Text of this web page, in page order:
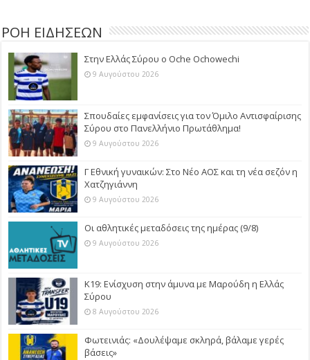
ΡΟΗ ΕΙΔΗΣΕΩΝ
Στην Ελλάς Σύρου ο Oche Ochowechi
9 Αυγούστου 2026
Σπουδαίες εμφανίσεις για τον Όμιλο Αντισφαίρισης
Σύρου στο Πανελλήνιο Πρωτάθλημα!
9 Αυγούστου 2026
Γ Εθνική γυναικών: Στο Νέο ΑΟΣ και τη νέα σεζόν η
Χατζηγιάννη
9 Αυγούστου 2026
Οι αθλητικές μεταδόσεις της ημέρας (9/8)
9 Αυγούστου 2026
Κ19: Ενίσχυση στην άμυνα με Μαρούδη η Ελλάς
Σύρου
8 Αυγούστου 2026
Φωτεινιάς: «Δουλέψαμε σκληρά, βάλαμε γερές
βάσεις»